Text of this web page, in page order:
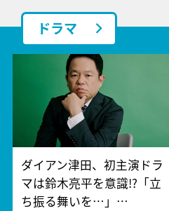
ドラマ
ダイアン津田、初主演ドラ
マは鈴木亮平を意識!?「立
ち振る舞いを…」…